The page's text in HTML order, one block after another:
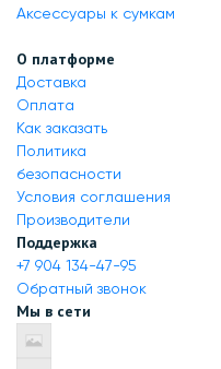
Аксессуары к сумкам
О платформе
Доставка
Оплата
Как заказать
Политика
безопасности
Условия соглашения
Производители
Поддержка
+7 904 134-47-95
Обратный звонок
Мы в сети